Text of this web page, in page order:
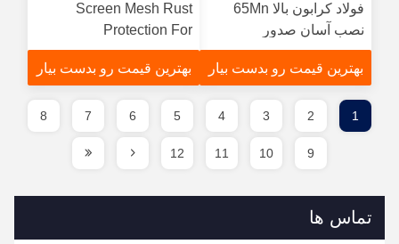
فولاد کرابون بالا 65Mn
نصب آسان صدور
گواهینامه ISO9001
بهترین قیمت رو بدست بیار
Screen Mesh Rust
Protection For
Aggregate And Mining
بهترین قیمت رو بدست بیار
1
2
3
4
5
6
7
8
9
10
11
12
تماس ها